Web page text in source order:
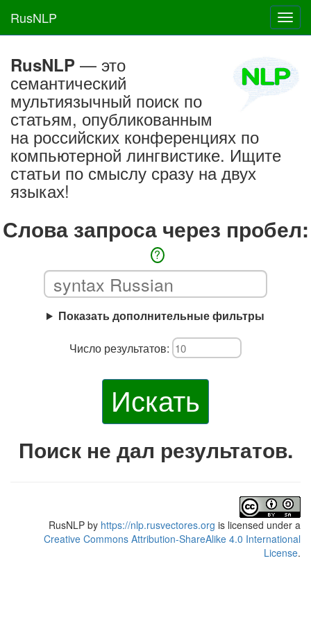
RusNLP
RusNLP — это
семантический
мультиязычный поиск по
статьям, опубликованным
на российских конференциях по
компьютерной лингвистике. Ищите
статьи по смыслу сразу на двух
языках!
Слова запроса через пробел:
?
Показать дополнительные фильтры
Число результатов:
Искать
Поиск не дал результатов.
RusNLP by https://nlp.rusvectores.org is licensed under a
Creative Commons Attribution-ShareAlike 4.0 International
License.